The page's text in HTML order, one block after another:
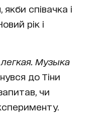
співачка і
рік і
Музыка
до Тіни
чи